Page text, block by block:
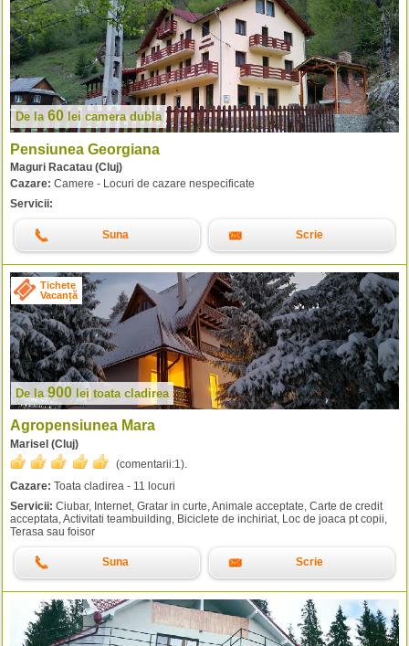
De la 60 lei camera dubla
Pensiunea Georgiana
Maguri Racatau (Cluj)
Cazare: Camere - Locuri de cazare nespecificate
Servicii:
Suna Scrie
Tichete
Vacanță
De la900 leitoata cladirea
Agropensiunea Mara
Marisel (Cluj)
(comentarii:1).
Cazare: Toata cladirea - 11 locuri
Servicii: Ciubar, Internet, Gratar in curte, Animale acceptate, Carte de credit
acceptata, Activitati teambuilding, Biciclete de inchiriat, Loc de joaca pt copii,
Terasa sau foisor
Suna Scrie